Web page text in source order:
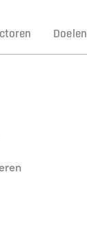
Doelen